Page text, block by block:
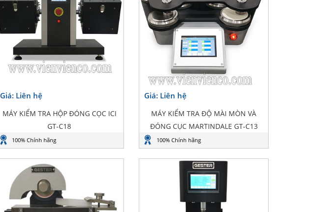
Giá: Liên hệ
MÁY KIỂM TRA HỘP ĐÓNG CỌC ICI
GT-C18
100% Chính hãng
Giá: Liên hệ
MÁY KIỂM TRA ĐỘ MÀI MÒN VÀ
ĐÓNG CỤC MARTINDALE GT-C13
100% Chính hãng